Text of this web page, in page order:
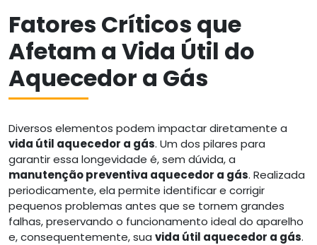
Fatores Críticos que
Afetam a Vida Útil do
Aquecedor a Gás
Diversos elementos podem impactar diretamente a
vida útil aquecedor a gás. Um dos pilares para
garantir essa longevidade é, sem dúvida, a
manutenção preventiva aquecedor a gás. Realizada
periodicamente, ela permite identificar e corrigir
pequenos problemas antes que se tornem grandes
falhas, preservando o funcionamento ideal do aparelho
e, consequentemente, sua vida útil aquecedor a gás.